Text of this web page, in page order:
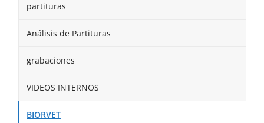
partituras
Análisis de Partituras
grabaciones
VIDEOS INTERNOS
BIORVET